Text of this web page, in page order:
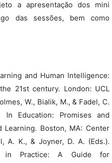
a apresentação dos mini
das sessões, bem como
and Human Intelligence:
21st century. London: UCL
W., Bialik, M., & Fadel, C.
In Education: Promises and
Learning. Boston, MA: Center
A. K., & Joyner, D. A. (Eds.).
in Practice: A Guide for